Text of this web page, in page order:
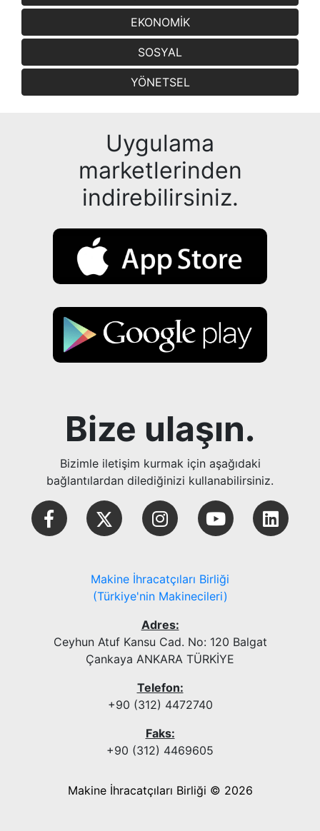
EKONOMİK
SOSYAL
YÖNETSEL
Uygulama
marketlerinden
indirebilirsiniz.
Bize ulaşın.
Bizimle iletişim kurmak için aşağıdaki
bağlantılardan dilediğinizi kullanabilirsiniz.
Makine İhracatçıları Birliği
(Türkiye'nin Makinecileri)
Adres:
Ceyhun Atuf Kansu Cad. No: 120 Balgat
Çankaya ANKARA TÜRKİYE
Telefon:
+90 (312) 4472740
Faks:
+90 (312) 4469605
Makine İhracatçıları Birliği © 2026